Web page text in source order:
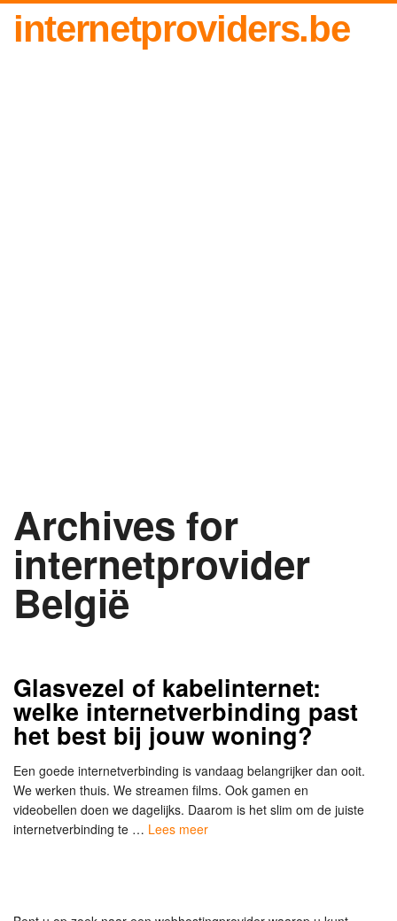
internetproviders.be
Archives for
internetprovider
België
Glasvezel of kabelinternet:
welke internetverbinding past
het best bij jouw woning?
Een goede internetverbinding is vandaag belangrijker dan ooit.
We werken thuis. We streamen films. Ook gamen en
videobellen doen we dagelijks. Daarom is het slim om de juiste
internetverbinding te … Lees meer